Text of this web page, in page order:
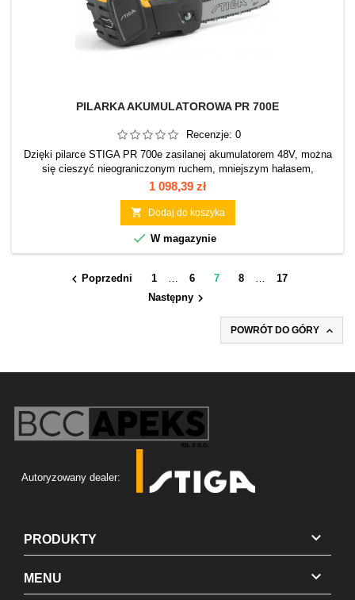
PILARKA AKUMULATOROWA PR 700E
Recenzje: 0
Dzięki pilarce STIGA PR 700e zasilanej akumulatorem 48V, można
się cieszyć nieograniczonym ruchem, mniejszym hałasem,
minimalnymi wibracjami, zerową emisją spalin i tym, że urządzenie
nie wymaga konserwacji silnika! Precyzyjne urządzenie, idealne do
cięcia drewna, pilarka PR 700e jest kompaktowa i lekka i dzięki
temu niezwykle zwrotna w ograniczonej...
Cena
1 098,39 zł
 Dodaj do koszyka
 W magazynie
 Poprzedni 1 … 6 7 8 …
17
Następny
POWRÓT DO GÓRY 
Autoryzowany dealer:
PRODUKTY 
MENU 